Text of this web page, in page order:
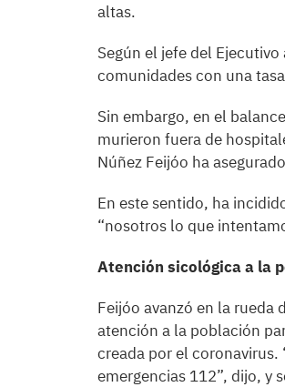
altas.
Según el jefe del
comunidades con una
Sin embargo, en el
murieron fuera de
Núñez Feijóo ha
En este sentido, ha
“nosotros lo que
Atención sicológica a la
Feijóo avanzó en la
atención a la población
creada por el coronavirus.
emergencias 112”, dijo, y